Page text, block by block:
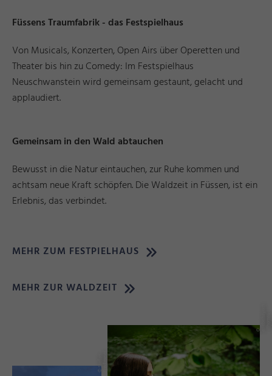
Füssens Traumfabrik - das Festspielhaus
Von Musicals, Konzerten, Open Airs über Operetten und
Theater bis hin zu Comedy: Im Festspielhaus
Neuschwanstein wird gemeinsam gestaunt, gelacht und
applaudiert.
Gemeinsam in den Wald abtauchen
Bewusst in die Natur eintauchen, zur Ruhe kommen und
achtsam neue Kraft schöpfen. Die Waldzeit in Füssen, ist ein
Erlebnis, das verbindet.
MEHR ZUM FESTPIELHAUS
MEHR ZUR WALDZEIT
©
e
rl
e
b
b
y
e
r
-
T
h
o
m
a
Li
n
k
©
S
t
e
f
a
n
F
r
e
dl
m
ei
er